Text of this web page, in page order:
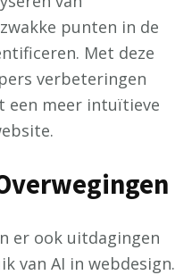
punten in de
Met deze
verbeteringen
een meer intuïtieve
er ook uitdagingen
van AI in webdesign.